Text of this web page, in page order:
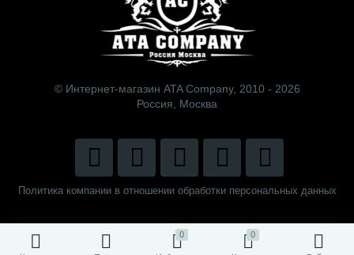
0 0
© Интернет-магазин ATA Company, 2010 - 2026
Россия, Москва
Политика компании в отношении обработки персональных данных